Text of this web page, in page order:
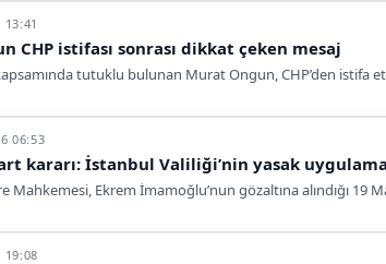
CHP istifası sonrası dikkat çeken mesaj
tutuklu bulunan Murat Ongun, CHP’den istifa
06:53
kararı: İstanbul Valiliği’nin yasak
Mahkemesi, Ekrem İmamoğlu’nun gözaltına alındığı 19
19:08